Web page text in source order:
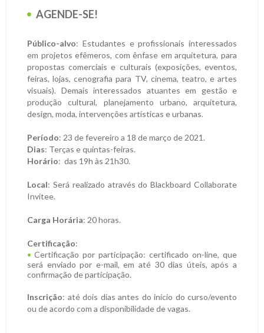
AGENDE-SE!
Público-alvo: Estudantes e profissionais interessados
em projetos efêmeros, com ênfase em arquitetura, para
propostas comerciais e culturais (exposições, eventos,
feiras, lojas, cenografia para TV, cinema, teatro, e artes
visuais). Demais interessados atuantes em gestão e
produção cultural, planejamento urbano, arquitetura,
design, moda, intervenções artísticas e urbanas.
Período: 23 de fevereiro a 18 de março de 2021.
Dias: Terças e quintas-feiras.
Horário: das 19h às 21h30.
Local: Será realizado através do Blackboard Collaborate
Invitee.
Carga Horária: 20 horas.
Certificação:
Certificação por participação: certificado on-line, que
será enviado por e-mail, em até 30 dias úteis, após a
confirmação de participação.
Inscrição: até dois dias antes do início do curso/evento
ou de acordo com a disponibilidade de vagas.